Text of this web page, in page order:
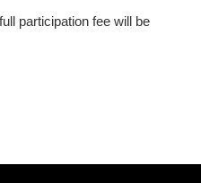
participation fee will be